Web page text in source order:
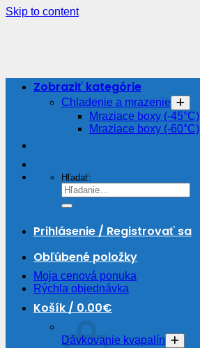
Skip to content
Hľadať:
Prihlásenie / Registrovať sa
Obľúbené položky
Moja cenová ponuka
Rýchla objednávka
Košík / 0.00€
Zobraziť kategórie
Chladenie a mrazenie
Mraziace boxy (-45°C)
Mraziace boxy (-60°C)
Dávkovanie kvapalín